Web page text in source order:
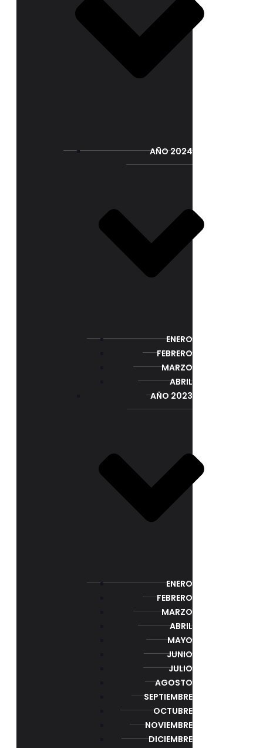
AÑO 2024
ENERO
FEBRERO
MARZO
ABRIL
AÑO 2023
ENERO
FEBRERO
MARZO
ABRIL
MAYO
JUNIO
JULIO
AGOSTO
SEPTIEMBRE
OCTUBRE
NOVIEMBRE
DICIEMBRE